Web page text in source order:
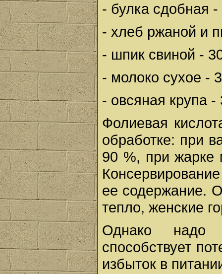
- булка сдобная -
- хлеб ржаной и
- шпик свиной -
- молоко сухое -
- овсяная крупа -
Фолиевая
обработке: при
90 %, при жарке
ее содержание.
тепло, женские
Однако надо
способствует
избыток в